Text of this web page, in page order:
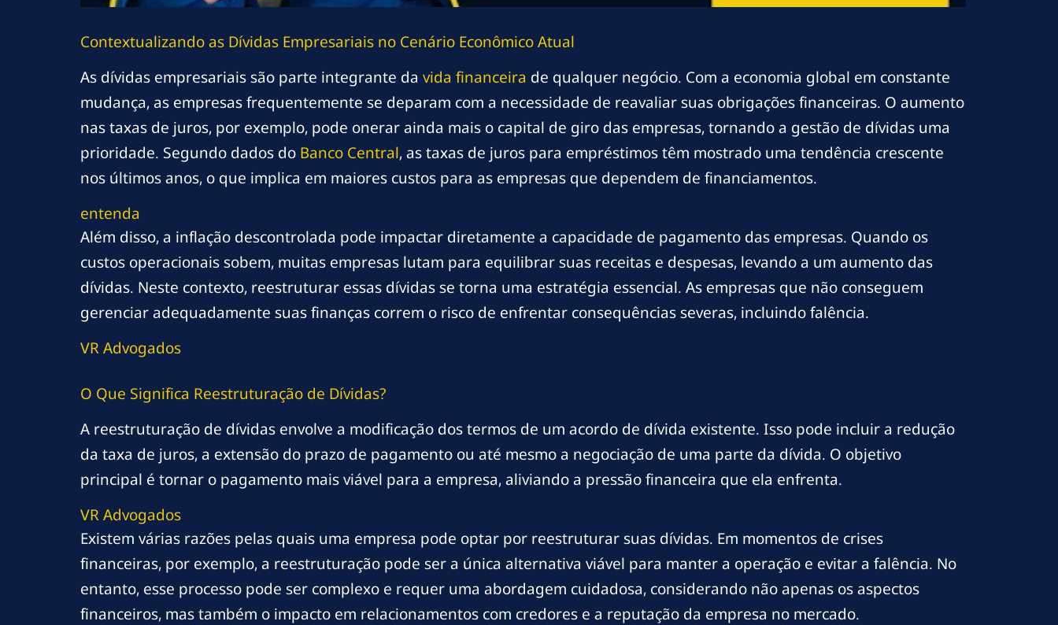
Contextualizando as Dívidas Empresariais no Cenário Econômico Atual
As dívidas empresariais são parte integrante da vida financeira de qualquer negócio. Com a economia global em constante
mudança, as empresas frequentemente se deparam com a necessidade de reavaliar suas obrigações financeiras. O aumento
nas taxas de juros, por exemplo, pode onerar ainda mais o capital de giro das empresas, tornando a gestão de dívidas uma
prioridade. Segundo dados do Banco Central, as taxas de juros para empréstimos têm mostrado uma tendência crescente
nos últimos anos, o que implica em maiores custos para as empresas que dependem de financiamentos.
entenda
Além disso, a inflação descontrolada pode impactar diretamente a capacidade de pagamento das empresas. Quando os
custos operacionais sobem, muitas empresas lutam para equilibrar suas receitas e despesas, levando a um aumento das
dívidas. Neste contexto, reestruturar essas dívidas se torna uma estratégia essencial. As empresas que não conseguem
gerenciar adequadamente suas finanças correm o risco de enfrentar consequências severas, incluindo falência.
VR Advogados
O Que Significa Reestruturação de Dívidas?
A reestruturação de dívidas envolve a modificação dos termos de um acordo de dívida existente. Isso pode incluir a redução
da taxa de juros, a extensão do prazo de pagamento ou até mesmo a negociação de uma parte da dívida. O objetivo
principal é tornar o pagamento mais viável para a empresa, aliviando a pressão financeira que ela enfrenta.
VR Advogados
Existem várias razões pelas quais uma empresa pode optar por reestruturar suas dívidas. Em momentos de crises
financeiras, por exemplo, a reestruturação pode ser a única alternativa viável para manter a operação e evitar a falência. No
entanto, esse processo pode ser complexo e requer uma abordagem cuidadosa, considerando não apenas os aspectos
financeiros, mas também o impacto em relacionamentos com credores e a reputação da empresa no mercado.